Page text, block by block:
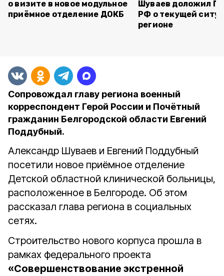
о визите в новое модульное
приёмное отделение ДОКБ
Шуваев доложил
РФ о текущей
регионе
Сопровождал главу региона военный
корреспондент Герой России и Почётный
гражданин Белгородской области Евгений
Поддубный.
Александр Шуваев и Евгений Поддубный
посетили новое приёмное отделение
Детской областной клинической больницы,
расположенное в Белгороде. Об этом
рассказал глава региона в социальных
сетях.
Строительство нового корпуса прошла в
рамках федерального проекта
«Совершенствование экстренной